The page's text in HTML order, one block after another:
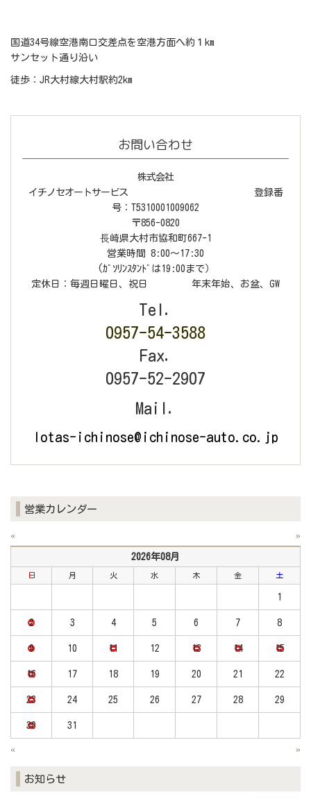
国道34号線空港南口交差点を空港方面へ約１km
サンセット通り沿い
徒歩：JR大村線大村駅約2km
お問い合わせ
株式会社
イチノセオートサービス 登録番
号：T5310001009062
〒856-0820
⻑崎県大村市協和町667-1
営業時間 8:00〜17:30
(ｶﾞｿﾘﾝｽﾀﾝﾄﾞは19:00まで）
定休日：毎週日曜日、祝日 年末年始、お盆、GW
Tel.
0957-54-3588
Fax.
0957-52-2907
Mail.
lotas-ichinose@ichinose-auto.co.jp
営業カレンダー
« »
2026年08月
日 月 火 水 木 金 土
1
2 3 4 5 6 7 8
9 10 11 12 13 14 15
16 17 18 19 20 21 22
23 24 25 26 27 28 29
30 31
« »
お知らせ